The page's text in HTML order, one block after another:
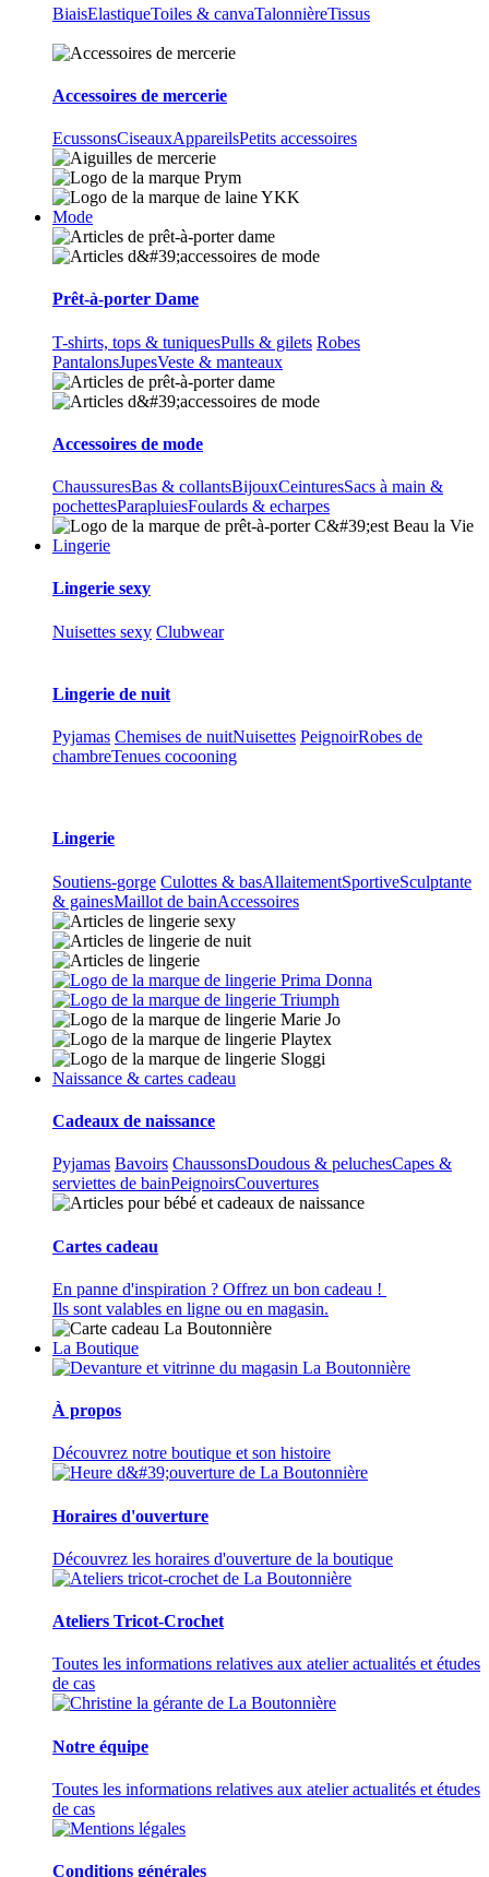
BiaisElastiqueToiles & canvaTalonnièreTissus
Accessoires de mercerie
EcussonsCiseauxAppareilsPetits accessoires
Mode
Prêt-à-porter Dame
T-shirts, tops & tuniquesPulls & gilets Robes
PantalonsJupesVeste & manteaux
Accessoires de mode
ChaussuresBas & collantsBijouxCeinturesSacs à main &
pochettesParapluiesFoulards & echarpes
Lingerie
Lingerie sexy
Nuisettes sexy Clubwear
Lingerie de nuit
Pyjamas Chemises de nuitNuisettes PeignoirRobes de
chambreTenues cocooning
Lingerie
Soutiens-gorge Culottes & basAllaitementSportiveSculptante
& gainesMaillot de bainAccessoires
Naissance & cartes cadeau
Cadeaux de naissance
Pyjamas Bavoirs ChaussonsDoudous & peluchesCapes &
serviettes de bainPeignoirsCouvertures
Cartes cadeau
En panne d'inspiration ? Offrez un bon cadeau !
Ils sont valables en ligne ou en magasin.
La Boutique
À propos
Découvrez notre boutique et son histoire
Horaires d'ouverture
Découvrez les horaires d'ouverture de la boutique
Ateliers Tricot-Crochet
Toutes les informations relatives aux atelier actualités et études
de cas
Notre équipe
Toutes les informations relatives aux atelier actualités et études
de cas
Conditions générales